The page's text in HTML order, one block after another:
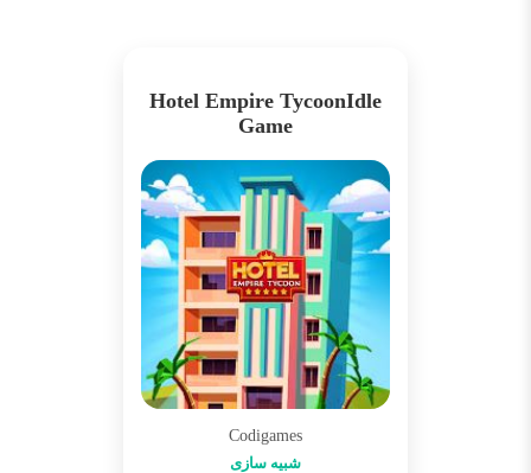
Hotel Empire TycoonIdle
Game
Codigames
شبیه سازی